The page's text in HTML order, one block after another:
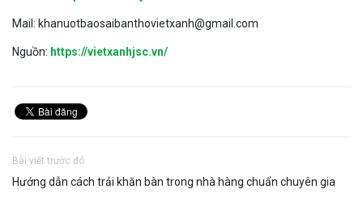
Mail: khanuotbaosaibanthovietxanh@gmail.com
Nguồn: https://vietxanhjsc.vn/
Bài viết trước đó
Hướng dẫn cách trải khăn bàn trong nhà hàng chuẩn chuyên gia